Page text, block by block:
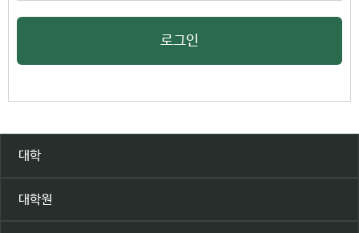
로그인
대학
대학원